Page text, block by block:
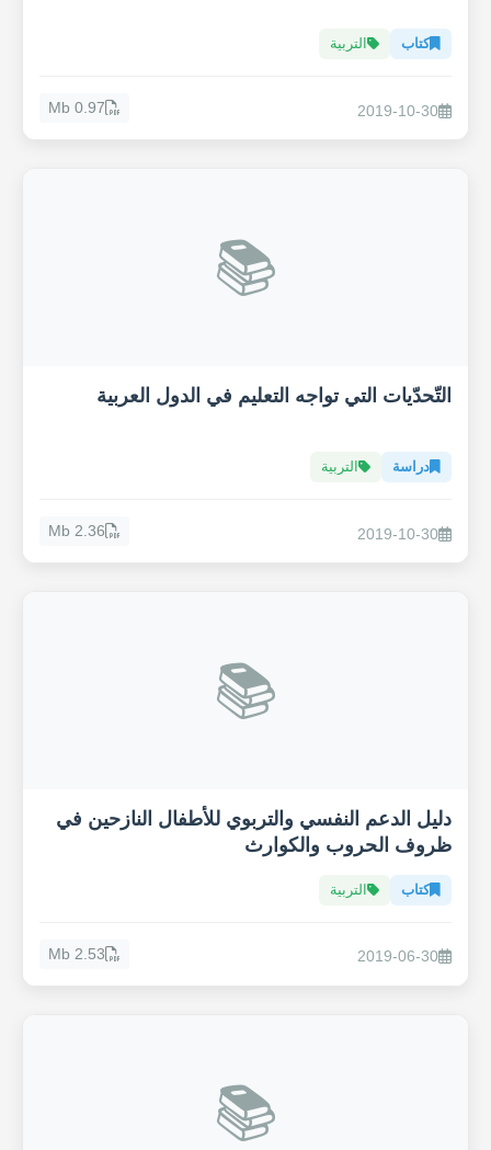
كتاب التربية
2019-10-30
0.97 Mb
📚
التّحدّيات التي تواجه التعليم في الدول العربية
دراسة التربية
2019-10-30
2.36 Mb
📚
دليل الدعم النفسي والتربوي للأطفال النازحين في
ظروف الحروب والكوارث
كتاب التربية
2019-06-30
2.53 Mb
📚